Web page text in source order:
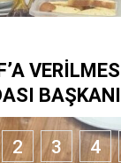
2 3 4
PARTİ İL